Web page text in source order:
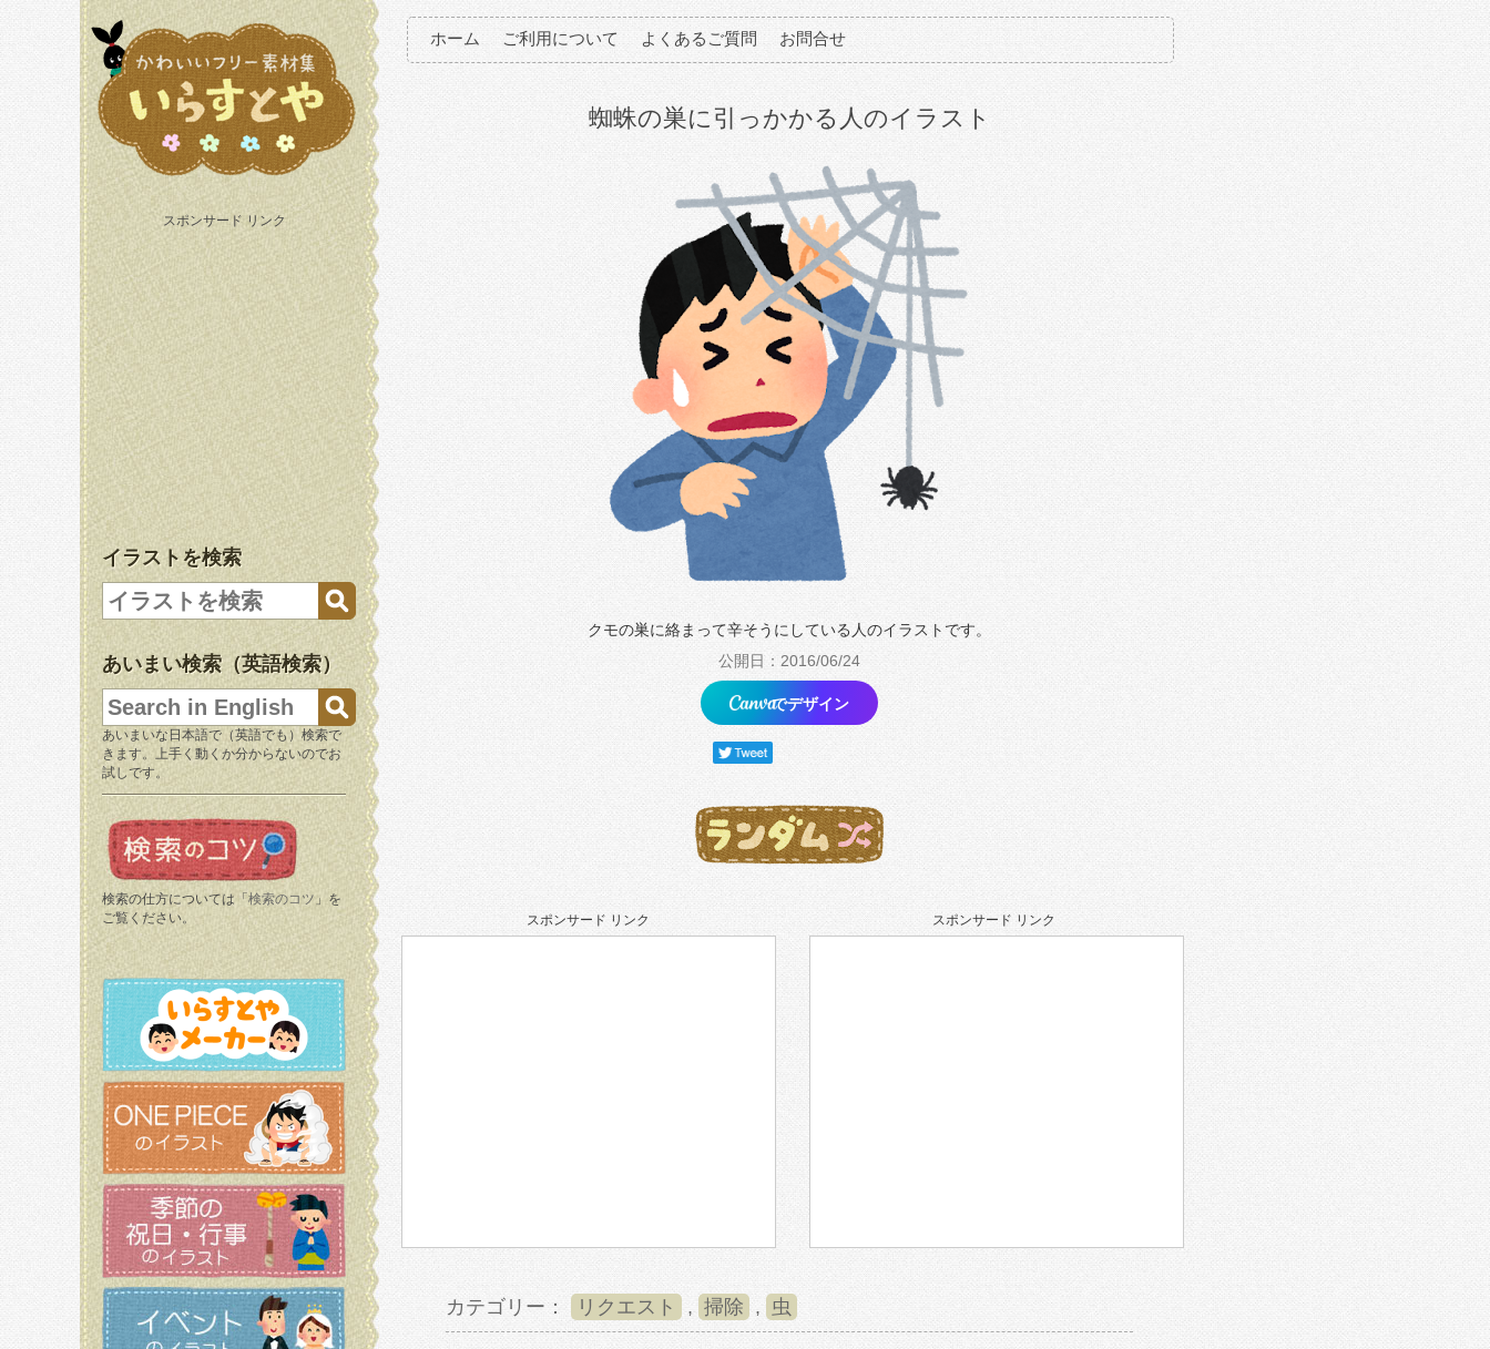
スポンサード リンク
イラストを検索
あいまい検索（英語検索）
あいまいな日本語で（英語でも）検索で
きます。上手く動くか分からないのでお
試しです。
検索の仕方については「 検索のコツ 」を
ご覧ください。
ホーム ご利用について よくあるご質問 お問合せ
蜘蛛の巣に引っかかる人のイラスト
クモの巣に絡まって辛そうにしている人のイラストです。
公開日：2016/06/24
でデザイン
スポンサード リンク スポンサード リンク
カテゴリー： リクエスト , 掃除 , 虫